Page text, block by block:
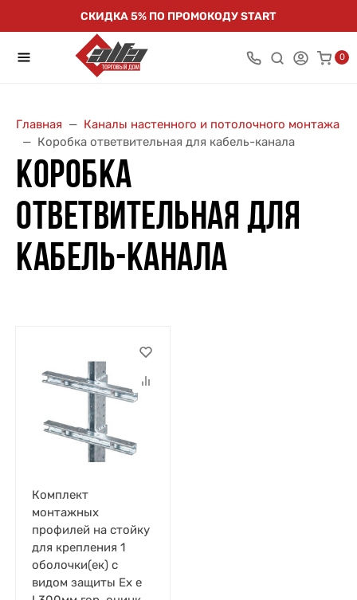
СКИДКА 5% ПО ПРОМОКОДУ START
0
Главная
Каналы настенного и потолочного монтажа
Коробка ответвительная для кабель-канала
КОРОБКА
ОТВЕТВИТЕЛЬНАЯ ДЛЯ
КАБЕЛЬ-КАНАЛА
Комплект
монтажных
профилей на стойку
для крепления 1
оболочки(ек) с
видом защиты Ex e